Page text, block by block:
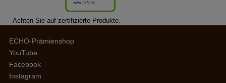
Achten Sie auf zertifizierte Produkte.
ECHO-Prämienshop
YouTube
Facebook
Instagram